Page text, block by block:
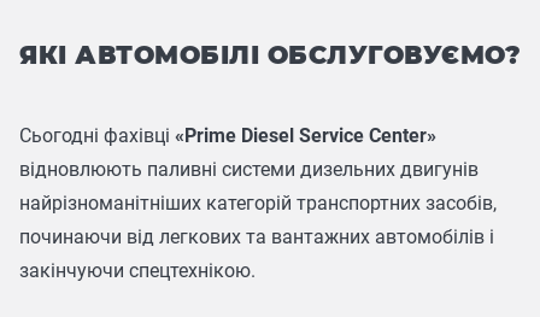
ЯКІ АВТОМОБІЛІ ОБСЛУГОВУЄМО?
Сьогодні фахівці «Prime Diesel Service Center»
відновлюють паливні системи дизельних двигунів
найрізноманітніших категорій транспортних засобів,
починаючи від легкових та вантажних автомобілів і
закінчуючи спецтехнікою.